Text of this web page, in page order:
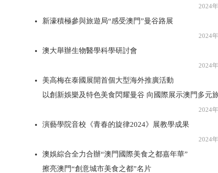
2024年6月14
新濠積極參與旅遊局“感受澳門”曼谷路展
2024年6月14
澳大舉辦生物醫學科學研討會
2024年6月14
美高梅在泰國展開首個大型海外推廣活動
以創新娛樂及特色美食閃耀曼谷 向國際展示澳門多元
2024年6月14
演藝學院音校《青春的旋律2024》展教學成果
2024年6月14
澳娛綜合全力合辦“澳門國際美食之都嘉年華”
擦亮澳門“創意城市美食之都”名片